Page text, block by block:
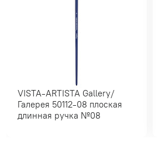
VISTA-ARTISTA Gallery/
Галерея 50112-08 плоская
длинная ручка №08